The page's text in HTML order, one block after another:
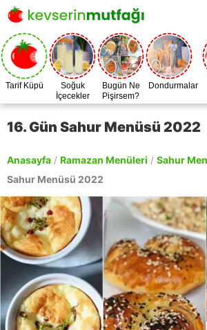
Tarif Küpü
Soğuk
İçecekler
Bugün Ne
Pişirsem?
Dondurmalar
16. Gün Sahur Menüsü 2022
Anasayfa / Ramazan Menüleri / Sahur
Sahur Menüsü 2022